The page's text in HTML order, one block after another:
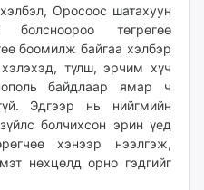
Оросоос шатахуун
төгрөгөө
боомилж байгаа хэлбэр
түлш, эрчим хүч
байдлаар ямар ч
Эдгээр нь нийгмийн
болчихсон эрин үед
хэнээр нээлгэж,
нөхцөлд орно гэдгийг